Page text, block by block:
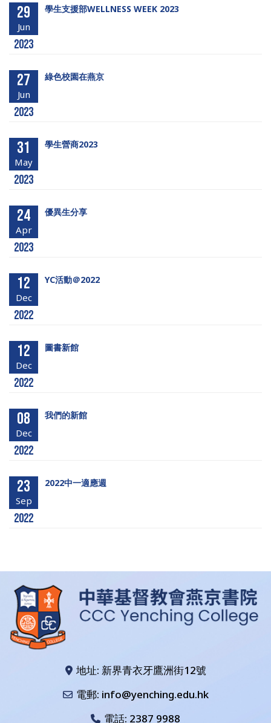
29
Jun
2023
學生支援部WELLNESS WEEK 2023
27
Jun
2023
綠色校園在燕京
31
May
2023
學生營商2023
24
Apr
2023
優異生分享
12
Dec
2022
YC活動＠2022
12
Dec
2022
圖書新館
08
Dec
2022
我們的新館
23
Sep
2022
2022中一適應週
地址: 新界青衣牙鷹洲街12號
電郵: info@yenching.edu.hk
電話: 2387 9988